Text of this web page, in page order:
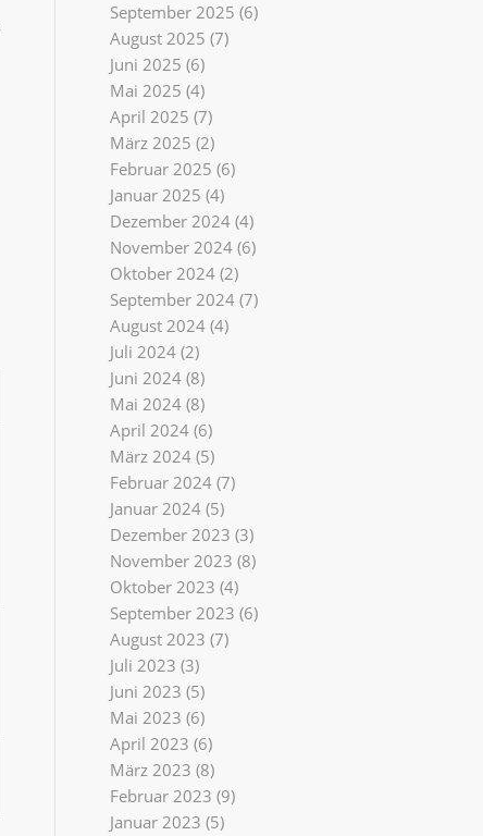
September 2025 (6)
August 2025 (7)
Juni 2025 (6)
Mai 2025 (4)
April 2025 (7)
März 2025 (2)
Februar 2025 (6)
Januar 2025 (4)
Dezember 2024 (4)
November 2024 (6)
Oktober 2024 (2)
September 2024 (7)
August 2024 (4)
Juli 2024 (2)
Juni 2024 (8)
Mai 2024 (8)
April 2024 (6)
März 2024 (5)
Februar 2024 (7)
Januar 2024 (5)
Dezember 2023 (3)
November 2023 (8)
Oktober 2023 (4)
September 2023 (6)
August 2023 (7)
Juli 2023 (3)
Juni 2023 (5)
Mai 2023 (6)
April 2023 (6)
März 2023 (8)
Februar 2023 (9)
Januar 2023 (5)